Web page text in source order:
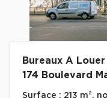
Bureaux A Louer
174 Boulevard
Surface : 213 m²,